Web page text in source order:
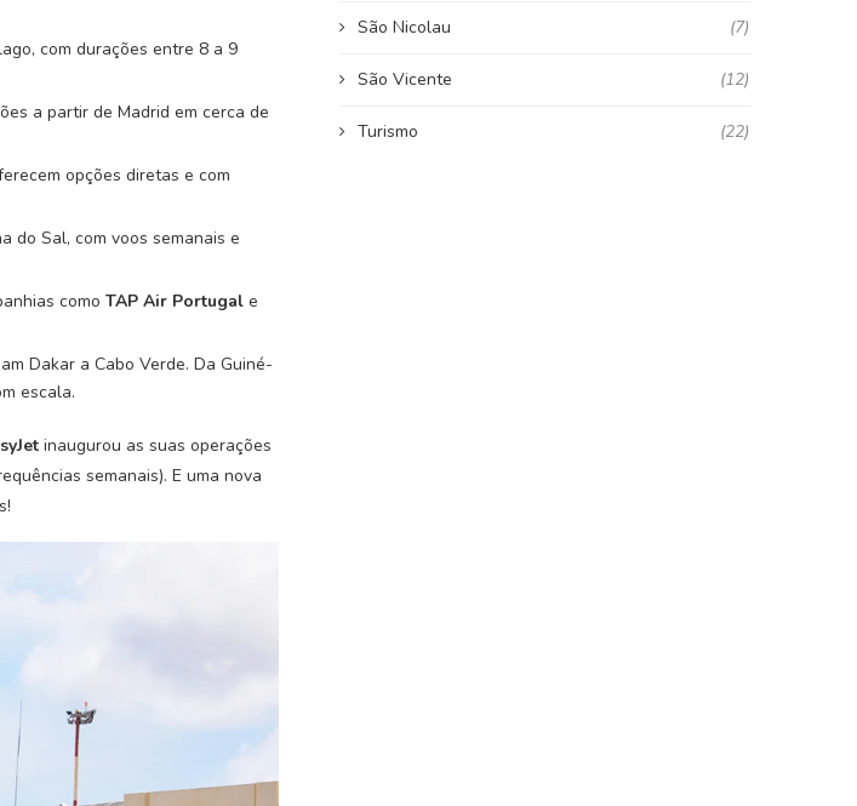
com durações entre 8 a 9
a partir de Madrid em cerca de
opções diretas e com
do Sal, com voos semanais e
como TAP Air Portugal e
Dakar a Cabo Verde. Da Guiné-
escala.
inaugurou as suas operações
semanais). E uma nova
São Nicolau (7)
São Vicente (12)
Turismo (22)